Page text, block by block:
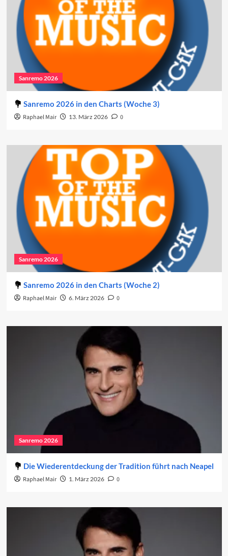
Sanremo 2026
Sanremo 2026 in den Charts (Woche 3)
Raphael Mair 13. März 2026 0
Sanremo 2026
Sanremo 2026 in den Charts (Woche 2)
Raphael Mair 6. März 2026 0
Sanremo 2026
Die Wiederentdeckung der Tradition führt nach Neapel
Raphael Mair 1. März 2026 0